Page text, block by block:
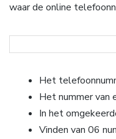
waar de online
Het
Het nummer van
In het
Vinden van 06